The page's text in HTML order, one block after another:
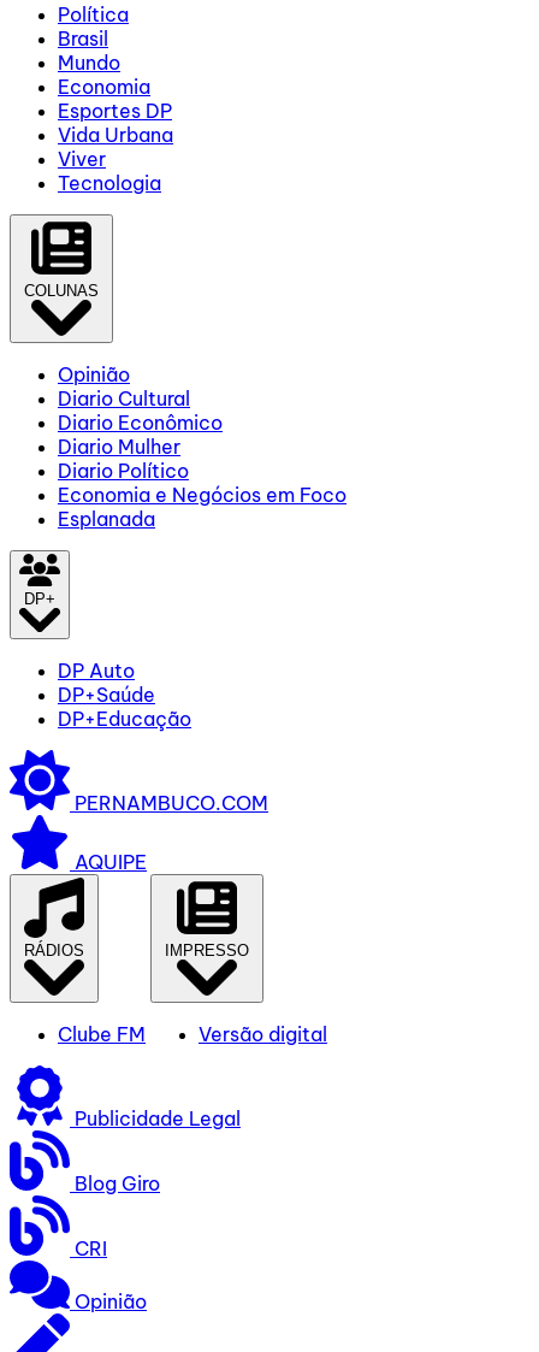
Política
Brasil
Mundo
Economia
Esportes DP
Vida Urbana
Viver
Tecnologia
COLUNAS
Opinião
Diario Cultural
Diario Econômico
Diario Mulher
Diario Político
Economia e Negócios em Foco
Esplanada
DP+
DP Auto
DP+Saúde
DP+Educação
PERNAMBUCO.COM
AQUIPE
RÁDIOS
Clube FM
IMPRESSO
Versão digital
Publicidade Legal
Blog Giro
CRI
Opinião